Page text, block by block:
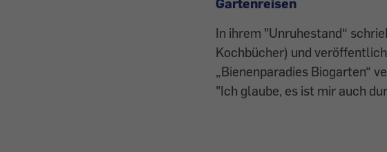
In ihrem "Unruhestand“
Kochbücher) und
„Bienenparadies Biogarten“
"Ich glaube, es ist mir auch